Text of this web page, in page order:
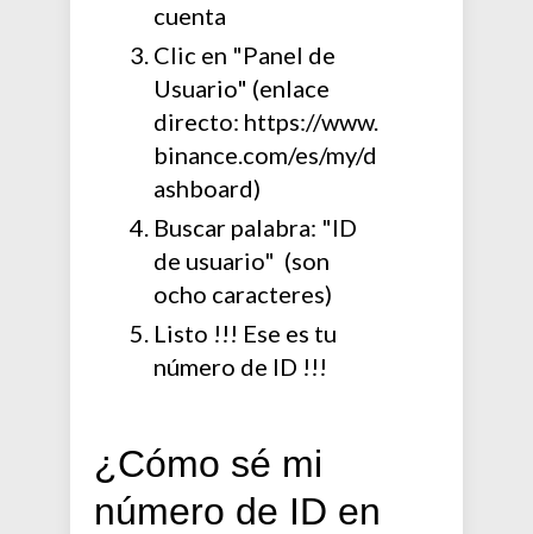
cuenta
Clic en "Panel de
Usuario" (enlace
directo: https://www.
binance.com/es/my/d
ashboard)
Buscar palabra: "ID
de usuario" (son
ocho caracteres)
Listo !!! Ese es tu
número de ID !!!
¿Cómo sé mi
número de ID en